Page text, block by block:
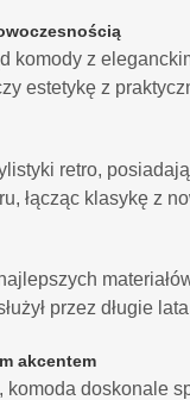
komody z
estetykę z
retro,
łącząc klasykę z
przez długie
akcentem
doskonale